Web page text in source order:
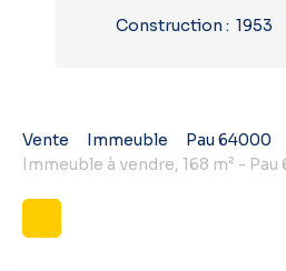
Construction : 1953
Vente Immeuble
Pau 64000
Immeuble à vendre, 168 m² - Pau